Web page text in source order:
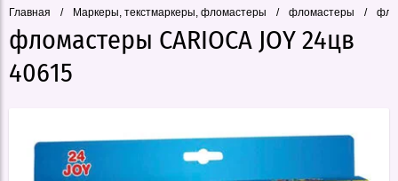
Главная / Маркеры, текстмаркеры, фломастеры / фломастеры /
фломастеры CARIOCA JOY 24цв
40615